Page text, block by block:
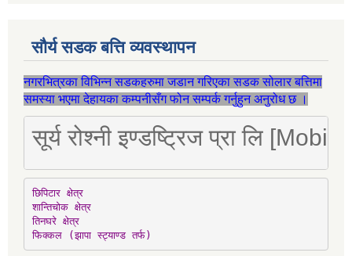
सौर्य सडक बत्ति व्यवस्थापन
नगरभित्रका विभिन्न सडकहरुमा जडान गरिएका सडक सोलार बत्तिमा
समस्या भएमा देहायका कम्पनीसँग फोन सम्पर्क गर्नुहुन अनुरोध छ ।
सूर्य रोश्नी इण्डष्ट्रिज प्रा लि
छिपिटार क्षेत्र
शान्तिचोक क्षेत्र
तिनघरे क्षेत्र
फिक्कल (झापा स्ट्याण्ड तर्फ)